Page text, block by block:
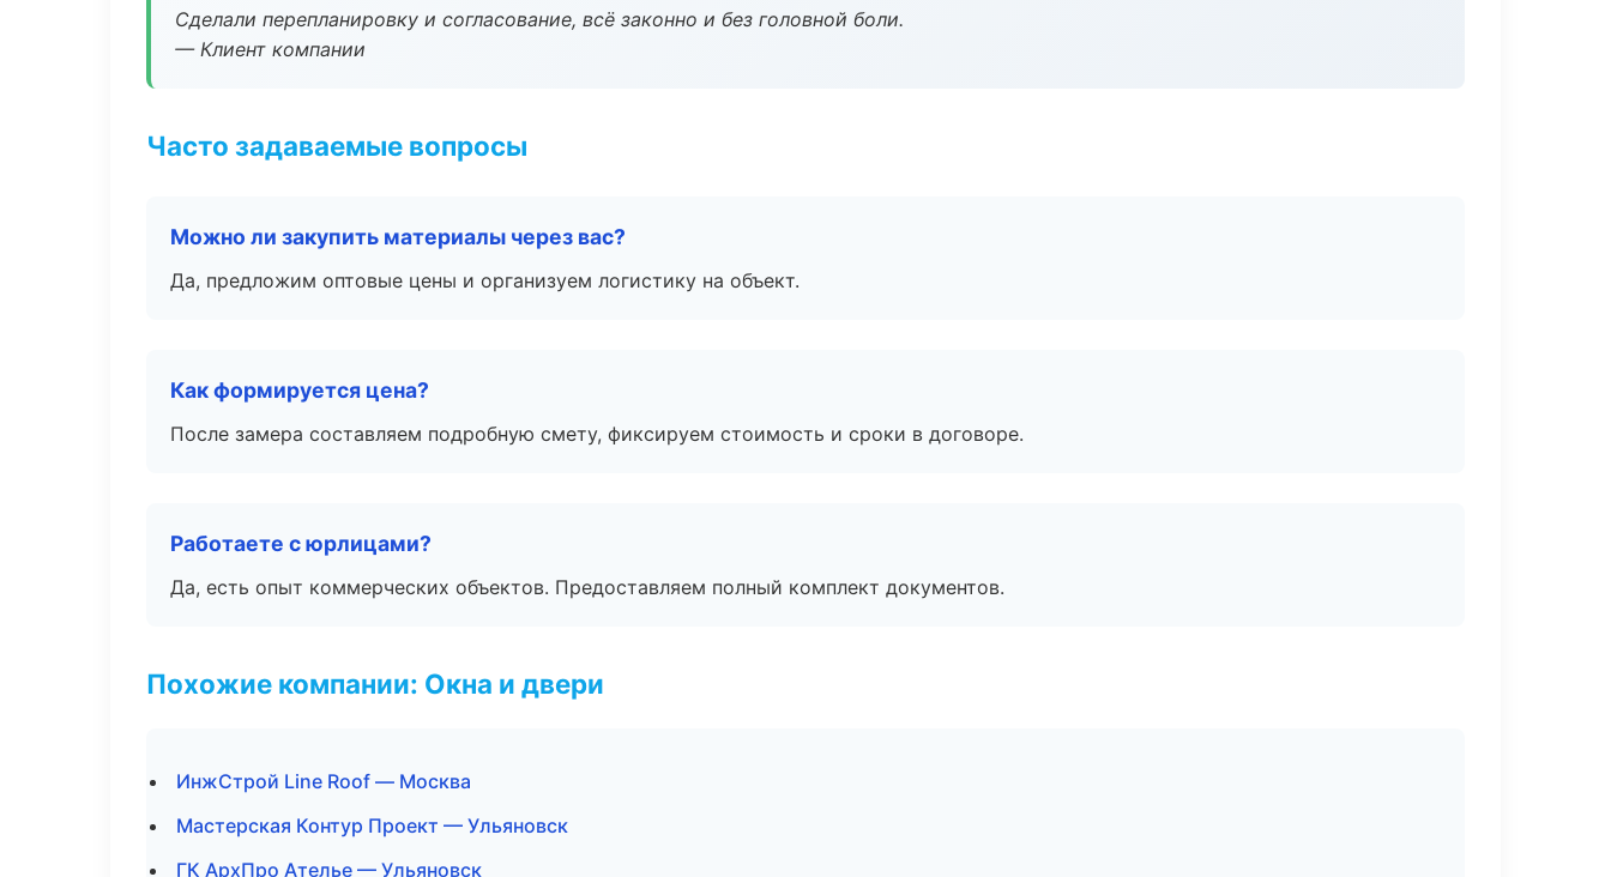
Сделали перепланировку и согласование, всё законно и без головной боли.
— Клиент компании
Часто задаваемые вопросы
Можно ли закупить материалы через вас?
Да, предложим оптовые цены и организуем логистику на объект.
Как формируется цена?
После замера составляем подробную смету, фиксируем стоимость и сроки в договоре.
Работаете с юрлицами?
Да, есть опыт коммерческих объектов. Предоставляем полный комплект документов.
Похожие компании: Окна и двери
ИнжСтрой Line Roof — Москва
Мастерская Контур Проект — Ульяновск
ГК АрхПро Ателье — Ульяновск